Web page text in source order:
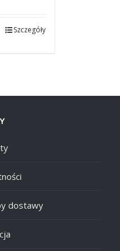
Szczegóły
dostawy